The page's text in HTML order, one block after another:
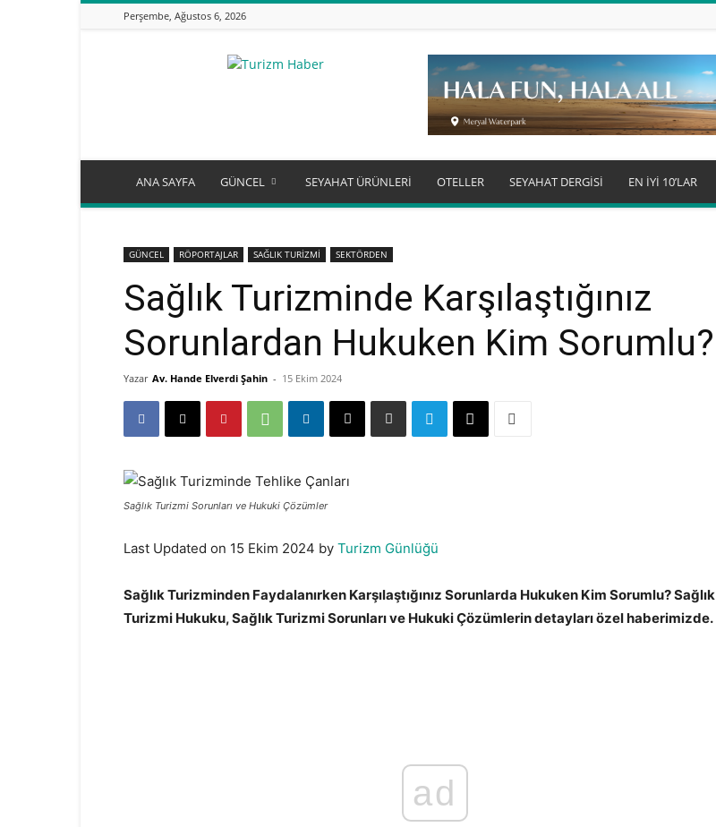
Perşembe, Ağustos 6, 2026
Turizm
ANA SAYFA GÜNCEL SEYAHAT ÜRÜNLERİ OTELLER SEYAHAT DERGİSİ EN İYİ 10’LAR
GÜNCEL RÖPORTAJLAR SAĞLIK TURİZMİ SEKTÖRDEN
Sağlık Turizminde Karşılaştığınız
Sorunlardan Hukuken Kim Sorumlu?
Yazar Av. Hande Elverdi Şahin - 15 Ekim 2024
Sağlık Turizmi Sorunları ve Hukuki Çözümler
Last Updated on 15 Ekim 2024 by Turizm Günlüğü
Sağlık Turizminden Faydalanırken Karşılaştığınız Sorunlarda Hukuken Kim Sorumlu? Sağlık
Turizmi Hukuku, Sağlık Turizmi Sorunları ve Hukuki Çözümlerin detayları özel haberimizde.
ad